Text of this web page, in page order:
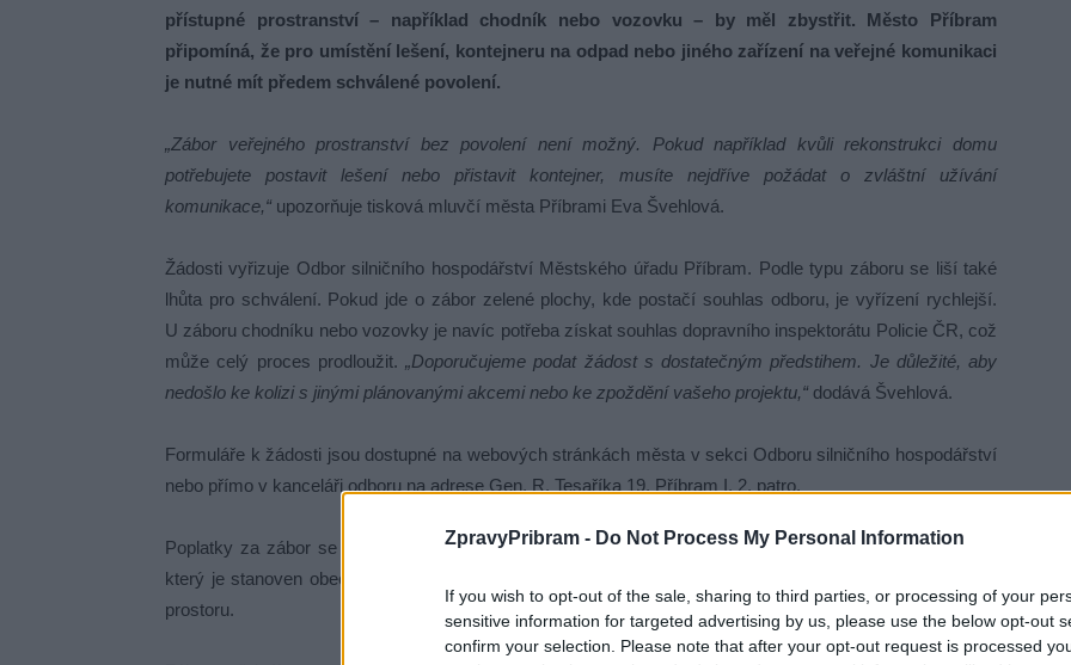
ZpravyPribram - Do Not Process My Personal Information
If you wish to opt-out of the sale, sharing to third parties, or processing of your
sensitive information for targeted advertising by us, please use the below opt-out
confirm your selection. Please note that after your opt-out request is processed
přístupné prostranství – například chodník nebo vozovku – by měl zbystřit. Město Příbram
připomíná, že pro umístění lešení, kontejneru na odpad nebo jiného zařízení na veřejné komunikaci
je nutné mít předem schválené povolení.
„Zábor veřejného prostranství bez povolení není možný. Pokud například kvůli rekonstrukci domu
potřebujete postavit lešení nebo přistavit kontejner, musíte nejdříve požádat o zvláštní užívání
komunikace,“ upozorňuje tisková mluvčí města Příbrami Eva Švehlová.
Žádosti vyřizuje Odbor silničního hospodářství Městského úřadu Příbram. Podle typu záboru se liší také
lhůta pro schválení. Pokud jde o zábor zelené plochy, kde postačí souhlas odboru, je vyřízení rychlejší.
U záboru chodníku nebo vozovky je navíc potřeba získat souhlas dopravního inspektorátu Policie ČR, což
může celý proces prodloužit. „Doporučujeme podat žádost s dostatečným předstihem. Je důležité, aby
nedošlo ke kolizi s jinými plánovanými akcemi nebo ke zpoždění vašeho projektu,“ dodává Švehlová.
Formuláře k žádosti jsou dostupné na webových stránkách města v sekci Odboru silničního hospodářství
nebo přímo v kanceláři odboru na adrese Gen. R. Tesaříka 19, Příbram I, 2. patro.
Poplatky za zábor se skládají ze správního poplatku (dle zákona č. 634/2004 Sb.) a místního poplatku,
který je stanoven obecně závaznou vyhláškou města v závislosti na délce a rozsahu užívání veřejného
prostoru.